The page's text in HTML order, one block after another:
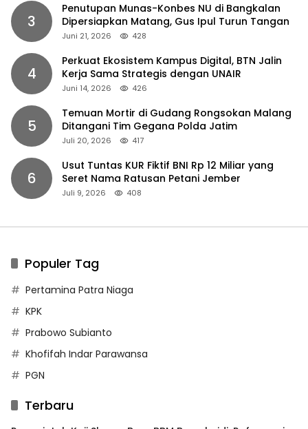
3
Penutupan Munas-Konbes NU di Bangkalan
Dipersiapkan Matang, Gus Ipul Turun Tangan
Juni 21, 2026 428
4
Perkuat Ekosistem Kampus Digital, BTN Jalin
Kerja Sama Strategis dengan UNAIR
Juni 14, 2026 426
5
Temuan Mortir di Gudang Rongsokan Malang
Ditangani Tim Gegana Polda Jatim
Juli 20, 2026 417
6
Usut Tuntas KUR Fiktif BNI Rp 12 Miliar yang
Seret Nama Ratusan Petani Jember
Juli 9, 2026 408
Populer Tag
Pertamina Patra Niaga
KPK
Prabowo Subianto
Khofifah Indar Parawansa
PGN
Terbaru